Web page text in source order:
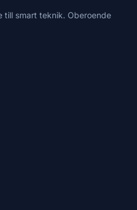
till smart teknik. Oberoende